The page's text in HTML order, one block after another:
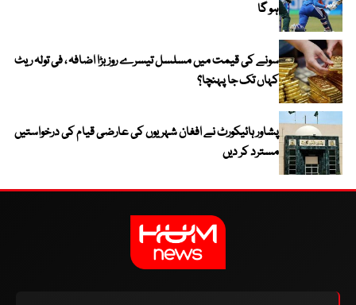
ہو گا
سونے کی قیمت میں مسلسل تیسرے روز بڑا اضافہ ، فی تولہ ریٹ
کہاں تک جا پہنچا؟
پشاور ہائیکورٹ نے افغان شہریوں کی عارضی قیام کی درخواستیں
مسترد کر دیں